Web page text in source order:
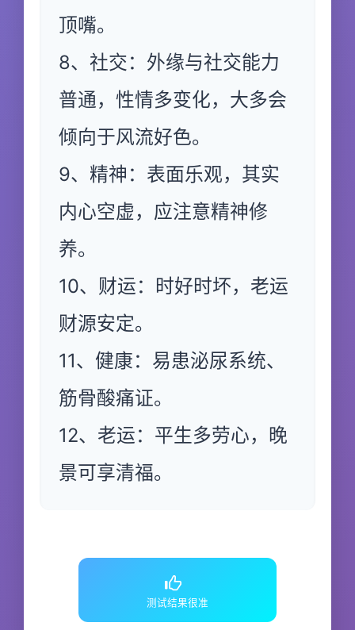
顶嘴。
8、社交：外缘与社交能力
普通，性情多变化，大多会
倾向于风流好色。
9、精神：表面乐观，其实
内心空虚，应注意精神修
养。
10、财运：时好时坏，老运
财源安定。
11、健康：易患泌尿系统、
筋骨酸痛证。
12、老运：平生多劳心，晚
景可享清福。
测试结果很准